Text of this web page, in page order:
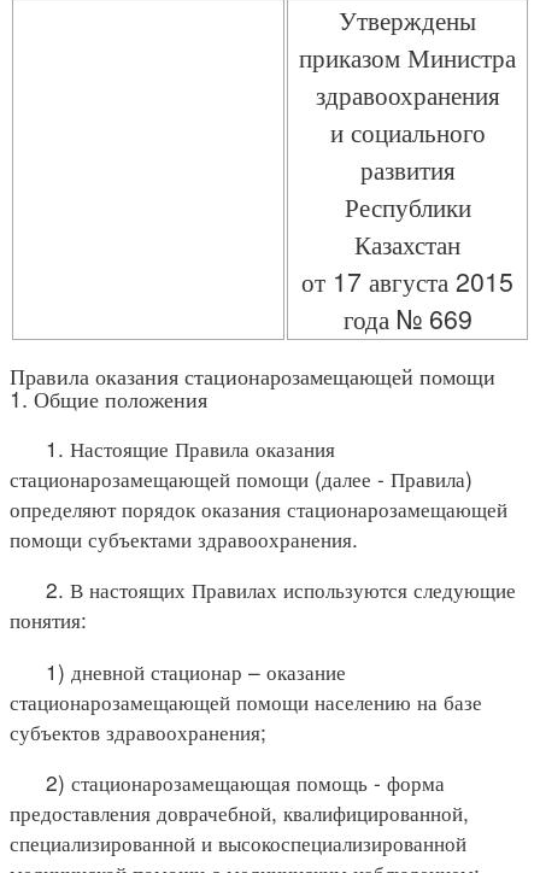
Утверждены
приказом Министра
здравоохранения
и социального
развития
Республики
Казахстан
от 17 августа 2015
года № 669
Правила оказания стационарозамещающей помощи
1. Общие положения
1. Настоящие Правила оказания
стационарозамещающей помощи (далее - Правила)
определяют порядок оказания стационарозамещающей
помощи субъектами здравоохранения.
2. В настоящих Правилах используются следующие
понятия:
1) дневной стационар – оказание
стационарозамещающей помощи населению на базе
субъектов здравоохранения;
2) стационарозамещающая помощь - форма
предоставления доврачебной, квалифицированной,
специализированной и высокоспециализированной